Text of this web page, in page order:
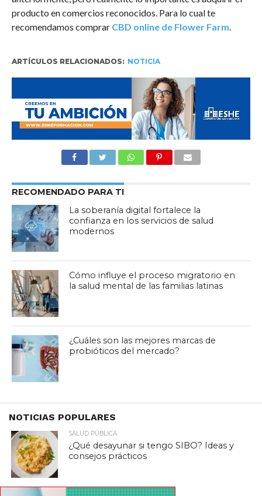
producto en comercios reconocidos. Para lo cual te
recomendamos comprar CBD online de Flower Farm.
ARTÍCULOS RELACIONADOS: NOTICIA
RECOMENDADO PARA TI
La soberanía digital fortalece la
confianza en los servicios de salud
modernos
Cómo influye el proceso migratorio en
la salud mental de las familias latinas
¿Cuáles son las mejores marcas de
probióticos del mercado?
NOTICIAS POPULARES
SALUD PÚBLICA
¿Qué desayunar si tengo SIBO? Ideas y
consejos prácticos